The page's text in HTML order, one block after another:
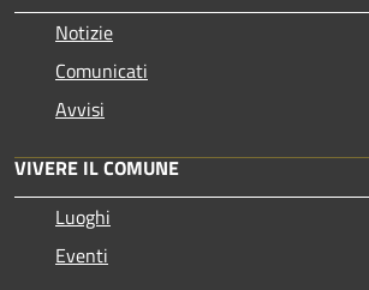
Notizie
Comunicati
Avvisi
VIVERE IL COMUNE
Luoghi
Eventi